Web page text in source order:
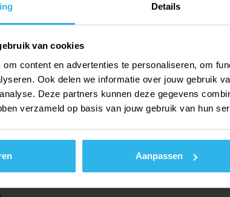
Details
van cookies
content en advertenties te personaliseren, om
Ook delen we informatie over jouw gebruik
Deze partners kunnen deze gegevens
verzameld op basis van jouw gebruik van hun
Aanpassen
Documentatie voor